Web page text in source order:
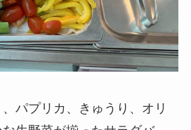
パプリカ、きゅうり、オリ